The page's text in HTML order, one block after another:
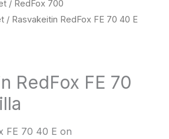
/ RedFox 700
/ Rasvakeitin RedFox FE 70 40 E
RedFox FE 70
FE 70 40 E on